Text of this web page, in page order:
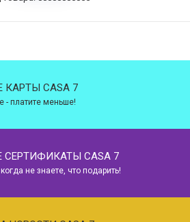
CASA 7
- платите меньше!
CASA 7
не знаете, что подарить!